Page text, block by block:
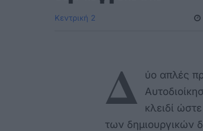
Κεντρική 2
Δ
ύο απλές
κλειδί
των δημιουργικών